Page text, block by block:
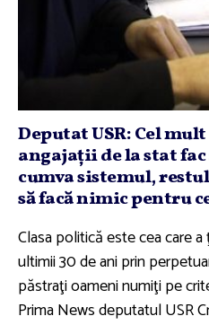
Deputat USR: Cel
angajaţii de la stat
cumva sistemul,
să facă nimic pentru
Clasa politică este cea care
ultimii 30 de ani prin
păstraţi oameni numiţi pe
Prima News deputatul USR